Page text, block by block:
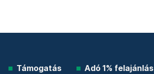
Támogatás Adó 1% felajánlás